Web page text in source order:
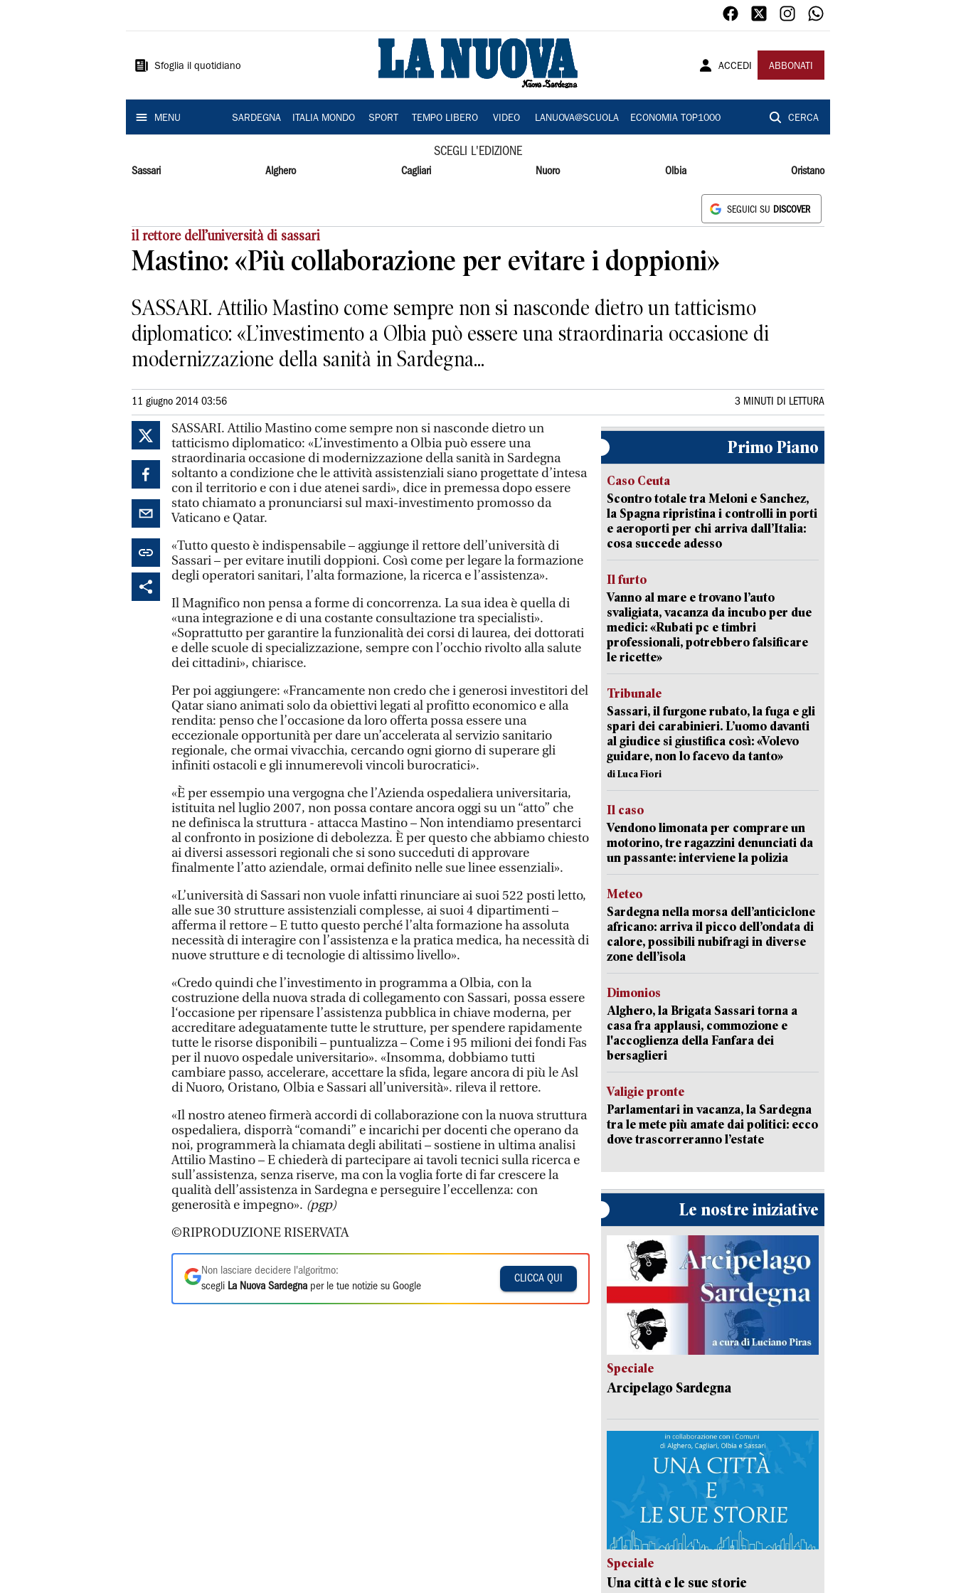
Sardegna
Sfoglia il quotidiano ACCEDI ABBONATI
MENU SARDEGNA ITALIA MONDO SPORT TEMPO LIBERO VIDEO LANUOVA@SCUOLA ECONOMIA TOP1000 CERCA
SCEGLI L'EDIZIONE
Sassari Alghero Cagliari Nuoro Olbia Oristano
SEGUICI SU DISCOVER
il rettore dell’università di sassari
Mastino: «Più collaborazione per evitare i doppioni»
SASSARI. Attilio Mastino come sempre non si nasconde dietro un tatticismo
diplomatico: «L’investimento a Olbia può essere una straordinaria occasione di
modernizzazione della sanità in Sardegna...
11 giugno 2014 03:56 3 MINUTI DI LETTURA
SASSARI. Attilio Mastino come sempre non si nasconde dietro un
tatticismo diplomatico: «L’investimento a Olbia può essere una
straordinaria occasione di modernizzazione della sanità in Sardegna
soltanto a condizione che le attività assistenziali siano progettate d’intesa
con il territorio e con i due atenei sardi», dice in premessa dopo essere
stato chiamato a pronunciarsi sul maxi-investimento promosso da
Vaticano e Qatar.
«Tutto questo è indispensabile – aggiunge il rettore dell’università di
Sassari – per evitare inutili doppioni. Così come per legare la formazione
degli operatori sanitari, l’alta formazione, la ricerca e l’assistenza».
Il Magnifico non pensa a forme di concorrenza. La sua idea è quella di
«una integrazione e di una costante consultazione tra specialisti».
«Soprattutto per garantire la funzionalità dei corsi di laurea, dei dottorati
e delle scuole di specializzazione, sempre con l’occhio rivolto alla salute
dei cittadini», chiarisce.
Per poi aggiungere: «Francamente non credo che i generosi investitori del
Qatar siano animati solo da obiettivi legati al profitto economico e alla
rendita: penso che l’occasione da loro offerta possa essere una
eccezionale opportunità per dare un’accelerata al servizio sanitario
regionale, che ormai vivacchia, cercando ogni giorno di superare gli
infiniti ostacoli e gli innumerevoli vincoli burocratici».
«È per essempio una vergogna che l’Azienda ospedaliera universitaria,
istituita nel luglio 2007, non possa contare ancora oggi su un “atto” che
ne definisca la struttura - attacca Mastino – Non intendiamo presentarci
al confronto in posizione di debolezza. È per questo che abbiamo chiesto
ai diversi assessori regionali che si sono succeduti di approvare
finalmente l’atto aziendale, ormai definito nelle sue linee essenziali».
«L’università di Sassari non vuole infatti rinunciare ai suoi 522 posti letto,
alle sue 30 strutture assistenziali complesse, ai suoi 4 dipartimenti –
afferma il rettore – E tutto questo perché l’alta formazione ha assoluta
necessità di interagire con l’assistenza e la pratica medica, ha necessità di
nuove strutture e di tecnologie di altissimo livello».
«Credo quindi che l’investimento in programma a Olbia, con la
costruzione della nuova strada di collegamento con Sassari, possa essere
l‘occasione per ripensare l’assistenza pubblica in chiave moderna, per
accreditare adeguatamente tutte le strutture, per spendere rapidamente
tutte le risorse disponibili – puntualizza – Come i 95 milioni dei fondi Fas
per il nuovo ospedale universitario». «Insomma, dobbiamo tutti
cambiare passo, accelerare, accettare la sfida, legare ancora di più le Asl
di Nuoro, Oristano, Olbia e Sassari all’università». rileva il rettore.
«Il nostro ateneo firmerà accordi di collaborazione con la nuova struttura
ospedaliera, disporrà “comandi” e incarichi per docenti che operano da
noi, programmerà la chiamata degli abilitati – sostiene in ultima analisi
Attilio Mastino – E chiederà di partecipare ai tavoli tecnici sulla ricerca e
sull’assistenza, senza riserve, ma con la voglia forte di far crescere la
qualità dell’assistenza in Sardegna e perseguire l’eccellenza: con
generosità e impegno». (pgp)
©RIPRODUZIONE RISERVATA
Non lasciare decidere l'algoritmo:
scegli La Nuova Sardegna per le tue notizie su Google
CLICCA QUI
Primo Piano
Caso Ceuta
Scontro totale tra Meloni e Sanchez,
la Spagna ripristina i controlli in porti
e aeroporti per chi arriva dall’Italia:
cosa succede adesso
Il furto
Vanno al mare e trovano l’auto
svaligiata, vacanza da incubo per due
medici: «Rubati pc e timbri
professionali, potrebbero falsificare
le ricette»
Tribunale
Sassari, il furgone rubato, la fuga e gli
spari dei carabinieri. L’uomo davanti
al giudice si giustifica così: «Volevo
guidare, non lo facevo da tanto»
di Luca Fiori
Il caso
Vendono limonata per comprare un
motorino, tre ragazzini denunciati da
un passante: interviene la polizia
Meteo
Sardegna nella morsa dell’anticiclone
africano: arriva il picco dell’ondata di
calore, possibili nubifragi in diverse
zone dell’isola
Dimonios
Alghero, la Brigata Sassari torna a
casa fra applausi, commozione e
l'accoglienza della Fanfara dei
bersaglieri
Valigie pronte
Parlamentari in vacanza, la Sardegna
tra le mete più amate dai politici: ecco
dove trascorreranno l’estate
Le nostre iniziative
Speciale
Arcipelago Sardegna
Speciale
Una città e le sue storie